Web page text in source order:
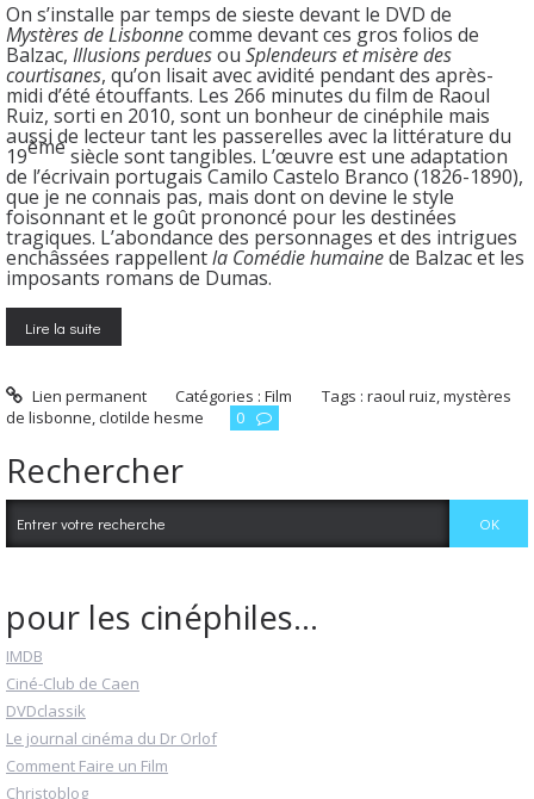
On s’installe par temps de sieste devant le DVD de
Mystères de Lisbonnecomme devant ces gros folios de
Balzac, Illusions perduesou Splendeurs et misère des
courtisanes, qu’on lisait avec avidité pendant des après-
midi d’été étouffants. Les 266 minutes du film de Raoul
Ruiz, sorti en 2010, sont un bonheur de cinéphile mais
aussi de lecteur tant les passerelles avec la littérature du
19èmesiècle sont tangibles. L’œuvre est une adaptation
de l’écrivain portugais Camilo Castelo Branco (1826-1890),
que je ne connais pas, mais dont on devine le style
foisonnant et le goût prononcé pour les destinées
tragiques. L’abondance des personnages et des intrigues
enchâssées rappellentla Comédie humainede Balzac et les
imposants romans de Dumas.
Lire la suite
Lien permanent Catégories :Film Tags :raoul ruiz,mystères
de lisbonne,clotilde hesme 0
Rechercher
pour les cinéphiles...
IMDB
Ciné-Club de Caen
DVDclassik
Le journal cinéma du Dr Orlof
Comment Faire un Film
Christoblog